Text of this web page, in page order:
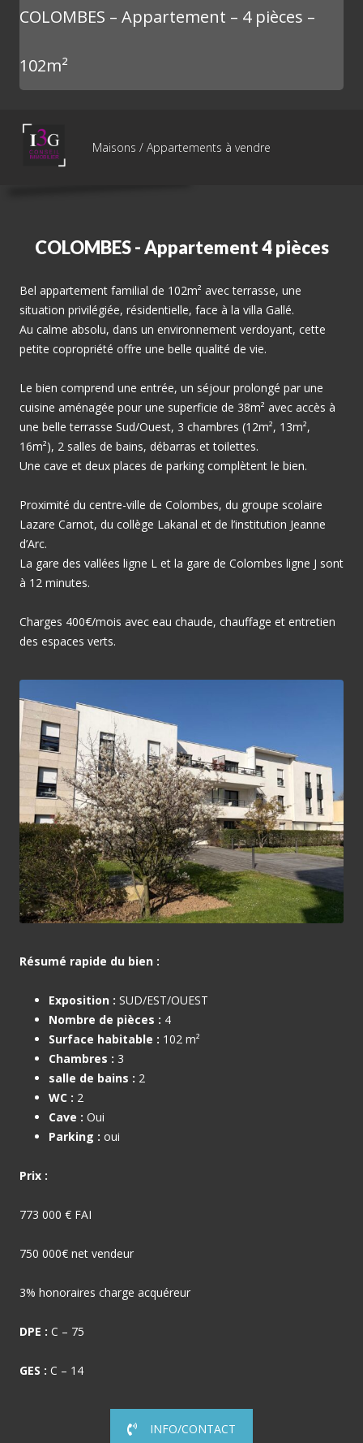
COLOMBES – Appartement – 4 pièces –
102m²
Maisons / Appartements à vendre
COLOMBES - Appartement 4 pièces
Bel appartement familial de 102m² avec terrasse, une
situation privilégiée, résidentielle, face à la villa Gallé.
Au calme absolu, dans un environnement verdoyant, cette
petite copropriété offre une belle qualité de vie.
Le bien comprend une entrée, un séjour prolongé par une
cuisine aménagée pour une superficie de 38m² avec accès à
une belle terrasse Sud/Ouest, 3 chambres (12m², 13m²,
16m²), 2 salles de bains, débarras et toilettes.
Une cave et deux places de parking complètent le bien.
Proximité du centre-ville de Colombes, du groupe scolaire
Lazare Carnot, du collège Lakanal et de l’institution Jeanne
d’Arc.
La gare des vallées ligne L et la gare de Colombes ligne J sont
à 12 minutes.
Charges 400€/mois avec eau chaude, chauffage et entretien
des espaces verts.
Résumé rapide du bien :
Exposition : SUD/EST/OUEST
Nombre de pièces : 4
Surface habitable : 102 m²
Chambres : 3
salle de bains : 2
WC : 2
Cave : Oui
Parking : oui
Prix :
773 000 € FAI
750 000€ net vendeur
3% honoraires charge acquéreur
DPE : C – 75
GES : C – 14
INFO/CONTACT